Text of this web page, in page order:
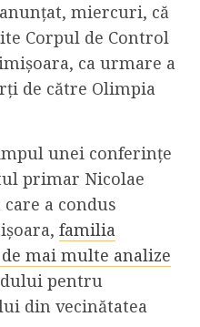
miercuri, că
Corpul de Control
ca urmare a
de către Olimpia
unei conferințe
primar Nicolae
a condus
familia
mai multe analize
pentru
din vecinătatea